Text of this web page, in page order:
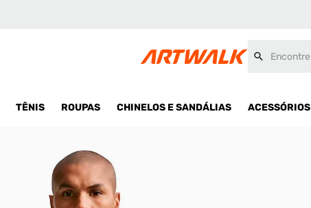
TÊNIS ROUPAS CHINELOS E SANDÁLIAS ACESSÓRIOS